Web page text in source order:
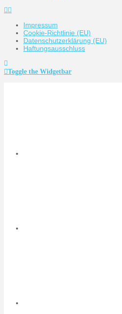
Impressum
Cookie-Richtlinie (EU)
Datenschutzerklärung (EU)
Haftungsausschluss
Toggle the Widgetbar